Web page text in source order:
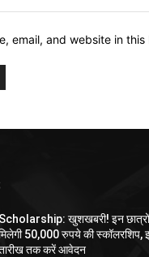
email, and website in
Scholarship: खुशखबरी! इन
50,000 रुपये की स्कॉलरशिप,
तक करें आवेदन